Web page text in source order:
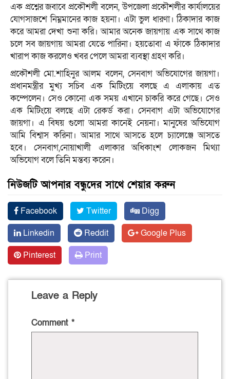
এক প্রশ্নের জবাবে প্রকৌশলী বলেন, উপজেলা প্রকৌশলীর কার্যালয়ের
যোগসাজশে নিম্নমানের কাজ হয়না। এটা ভুল ধারণা। ঠিকাদার কাজ
করে আমরা দেখা শুনা করি। আমার অনেক জায়গায় এক সাথে কাজ
চলে সব জায়গায় আমরা যেতে পারিনা। হয়তোবা এ ফাঁকে ঠিকাদার
খারাপ কাজ করলেও খবর পেলে আমরা ব্যবস্থা গ্রহণ করি।
প্রকৌশলী মো.শাহিনুর আলম বলেন, সেনবাগ অভিযোগের জায়গা।
প্রধানমন্ত্রীর মুখ্য সচিব এক মিটিংয়ে বলছে এ এলাকায় এত
কম্পেলেন। সেও কোনো এক সময় এখানে চাকরি করে গেছে। সেও
এক মিটিংয়ে বলছে এটা রেকর্ড করা। সেনবাগ এটা অভিযোগের
জায়গা। এ বিষয় গুলো আমরা কানেই নেয়না। মানুষের অভিযোগ
আমি বিশ্বাস করিনা। আমার সাথে আসতে হলে চ্যালেঞ্জে আসতে
হবে। সেনবাগ,নোয়াখালী এলাকার অধিকাংশ লোকজন মিথ্যা
অভিযোগ বলে তিনি মন্তব্য করেন।
নিউজটি আপনার বন্ধুদের সাথে শেয়ার করুন
Facebook Twitter
Digg
Linkedin
Reddit
Google Plus
Pinterest
Print
Leave a Reply
Comment *